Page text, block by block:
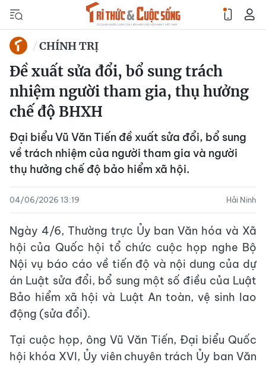
CHÍNH TRỊ
Đề xuất sửa đổi, bổ sung trách
nhiệm người tham gia, thụ hưởng
chế độ BHXH
Đại biểu Vũ Văn Tiến đề xuất sửa đổi, bổ sung
về trách nhiệm của người tham gia và người
thụ hưởng chế độ bảo hiểm xã hội.
04/06/2026 13:19 Hải Ninh
Ngày 4/6, Thường trực Ủy ban Văn hóa và Xã
hội của Quốc hội tổ chức cuộc họp nghe Bộ
Nội vụ báo cáo về tiến độ và nội dung của dự
án Luật sửa đổi, bổ sung một số điều của Luật
Bảo hiểm xã hội và Luật An toàn, vệ sinh lao
động (sửa đổi).
Tại cuộc họp, ông Vũ Văn Tiến, Đại biểu Quốc
hội khóa XVI, Ủy viên chuyên trách Ủy ban Văn